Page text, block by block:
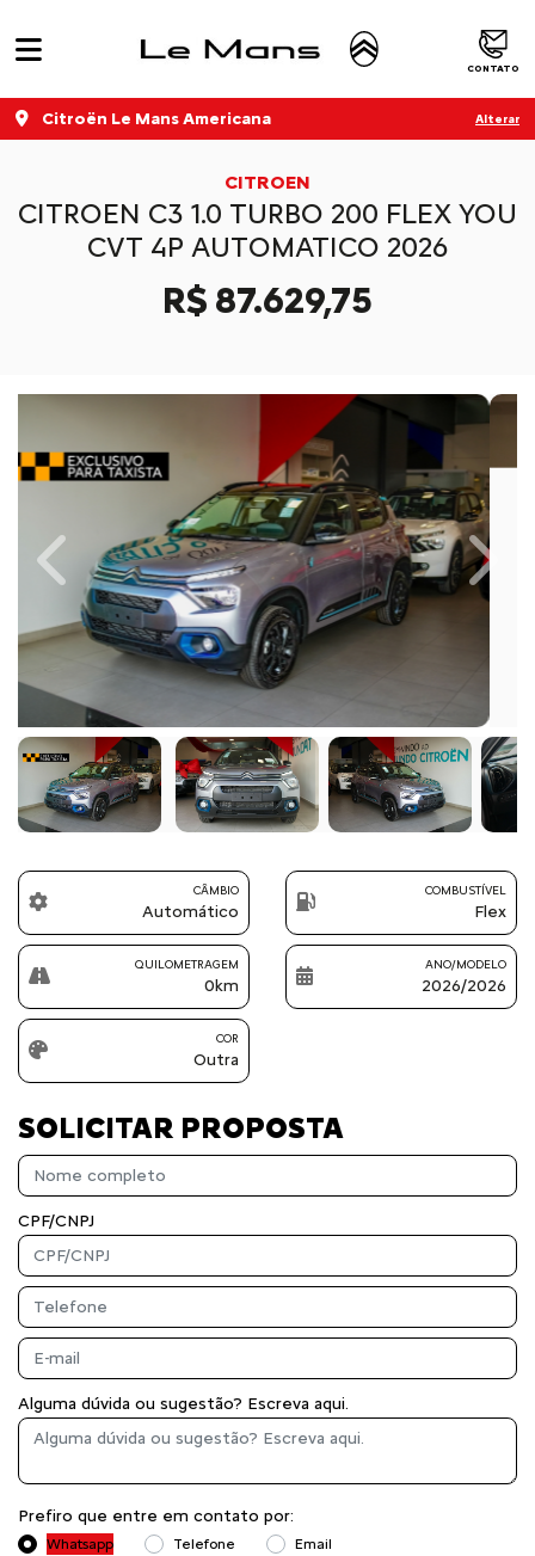
CONTATO
Citroën Le Mans Americana Alterar
CITROEN
CITROEN C3 1.0 TURBO 200 FLEX YOU
CVT 4P AUTOMATICO 2026
R$ 87.629,75
Previous Next
CÂMBIO
Automático
COMBUSTÍVEL
Flex
QUILOMETRAGEM
0km
ANO/MODELO
2026/2026
COR
Outra
SOLICITAR PROPOSTA
CPF/CNPJ
Alguma dúvida ou sugestão? Escreva aqui.
Prefiro que entre em contato por:
Whatsapp Telefone Email